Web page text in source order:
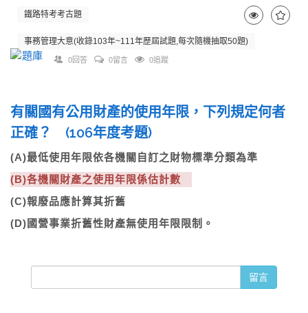
鐵路特考考古題
事務管理大意(收錄103年~111年歷屆試題,每次隨機抽取50題)
0回答 0留言 0追蹤
有關國有公用財產的使用年限，下列規定何者
正確？ (106年度考題)
(A)最低使用年限依各機關自訂之財物標準分類為準
(B)各機關財產之使用年限係估計數
(C)報廢品應計算其折舊
(D)國營事業折舊性財產無使用年限限制。
留言